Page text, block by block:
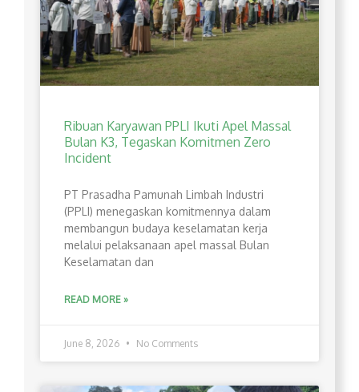
Ribuan Karyawan PPLI Ikuti Apel Massal
Bulan K3, Tegaskan Komitmen Zero
Incident
PT Prasadha Pamunah Limbah Industri
(PPLI) menegaskan komitmennya dalam
membangun budaya keselamatan kerja
melalui pelaksanaan apel massal Bulan
Keselamatan dan
READ MORE »
June 8, 2026 No Comments